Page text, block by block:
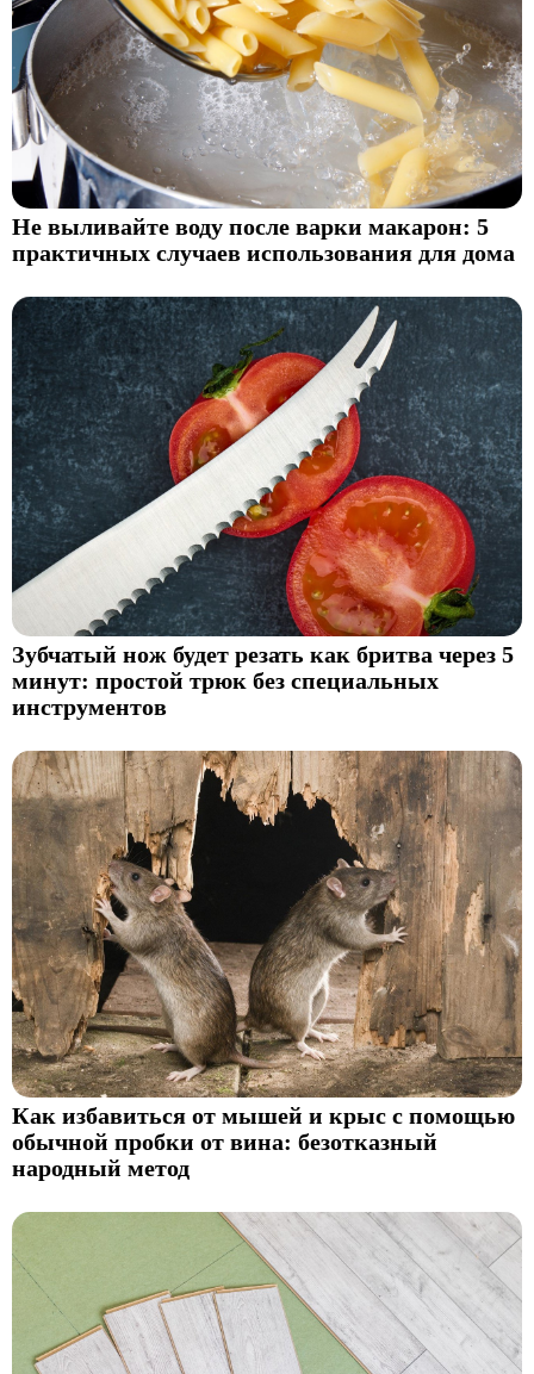
Не выливайте воду после варки макарон: 5
практичных случаев использования для дома
Зубчатый нож будет резать как бритва через 5
минут: простой трюк без специальных
инструментов
Как избавиться от мышей и крыс с помощью
обычной пробки от вина: безотказный
народный метод